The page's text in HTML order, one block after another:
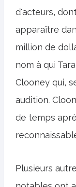
d'acteurs,
apparaître
million de
nom à qui
Clooney qui,
audition.
de temps
Plusieurs